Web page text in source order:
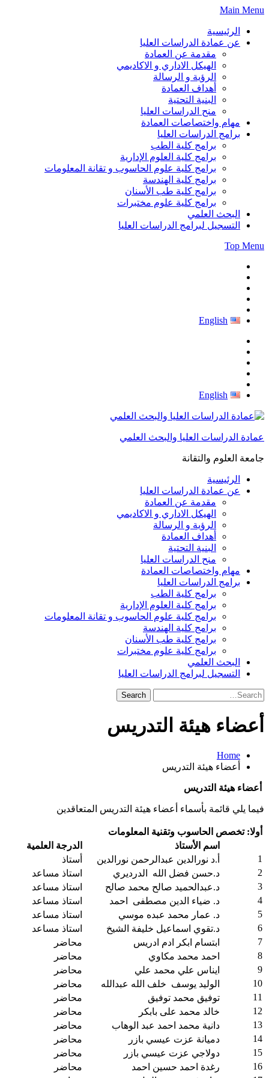
Skip
content
Main Menu
الرئيسية
عن عمادة الدراسات العليا
مقدمة عن العمادة
الهيكل الاداري و الاكاديمي
الرؤية و الرسالة
أهداف العمادة
البنية التحتية
منح الدراسات العليا
مهام واختصاصات العمادة
برامج الدراسات العليا
برامج كلية الطب
برامج كلية العلوم الإدارية
برامج كلية علوم الحاسوب و تقانة المعلومات
برامج كلية الهندسة
برامج كلية طب الأسنان
برامج كلية علوم مختبرات
البحث العلمي
التسجيل لبرامج الدراسات العليا
Top Menu
English
English
عمادة الدراسات العليا والبحث العلمي
جامعة العلوم والتقانة
الرئيسية
عن عمادة الدراسات العليا
مقدمة عن العمادة
الهيكل الاداري و الاكاديمي
الرؤية و الرسالة
أهداف العمادة
البنية التحتية
منح الدراسات العليا
مهام واختصاصات العمادة
برامج الدراسات العليا
برامج كلية الطب
برامج كلية العلوم الإدارية
برامج كلية علوم الحاسوب و تقانة المعلومات
برامج كلية الهندسة
برامج كلية طب الأسنان
برامج كلية علوم مختبرات
البحث العلمي
التسجيل لبرامج الدراسات العليا
Search
for:
أعضاء هيئة التدريس
Home
أعضاء هيئة التدريس
أعضاء هيئة التدريس
فيما يلي قائمة بأسماء أعضاء هيئة التدريس المتعاقدين
أولا: تخصص الحاسوب وتقنية المعلومات
اسم الأستاذ
الدرجة العلمية
1
أ.د نورالدين عبدالرحمن نورالدين
أستاذ
2
د.حسن فضل الله الدرديري
استاذ مساعد
3
د.عبدالحميد صالح محمد صالح
استاذ مساعد
4
د. ضياء الدين مصطفى احمد
استاذ مساعد
5
د. عمار محمد عبده موسي
استاذ مساعد
6
د.تقوي اسماعيل خليفة الشيخ
استاذ مساعد
7
ابتسام ابكر ادم ادريس
محاضر
8
احمد محمد مكاوي
محاضر
9
ايناس علي محمد علي
محاضر
10
الوليد يوسف خلف الله عبدالله
محاضر
11
توفيق محمد توفيق
محاضر
12
خالد محمد على بابكر
محاضر
13
دانية محمد احمد عبد الوهاب
محاضر
14
دميانة عزت عيسي بازر
محاضر
15
دولاجي عزت عيسي بازر
محاضر
16
رغدة احمد حسين احمد
محاضر